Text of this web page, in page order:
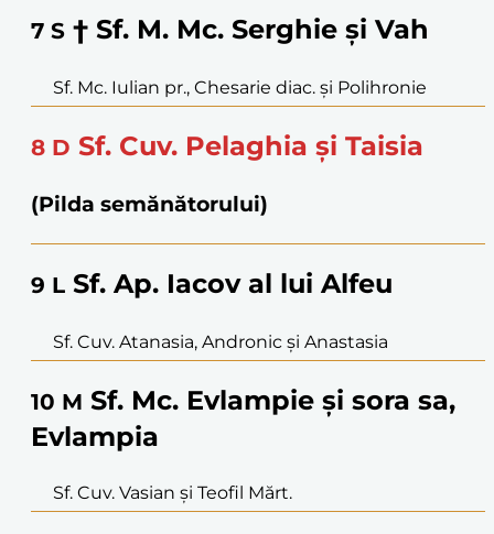
7 S † Sf. M. Mc. Serghie și Vah
Sf. Mc. Iulian pr., Chesarie diac. și Polihronie
8 D Sf. Cuv. Pelaghia și Taisia
(Pilda semănătorului)
9 L Sf. Ap. Iacov al lui Alfeu
Sf. Cuv. Atanasia, Andronic și Anastasia
10 M Sf. Mc. Evlampie și sora sa,
Evlampia
Sf. Cuv. Vasian și Teofil Mărt.